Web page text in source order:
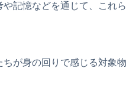
記憶などを通じて、これら
が身の回りで感じる対象物